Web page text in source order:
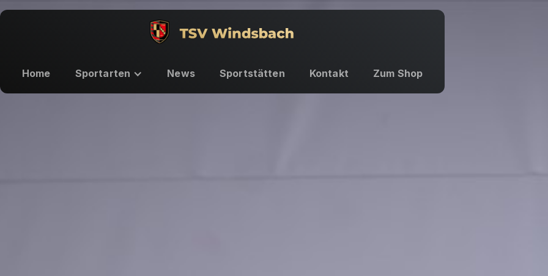
Home Sportarten News Sportstätten Kontakt Zum Shop